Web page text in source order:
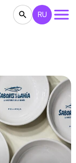
ВЕЧЕРИНКИ
RU